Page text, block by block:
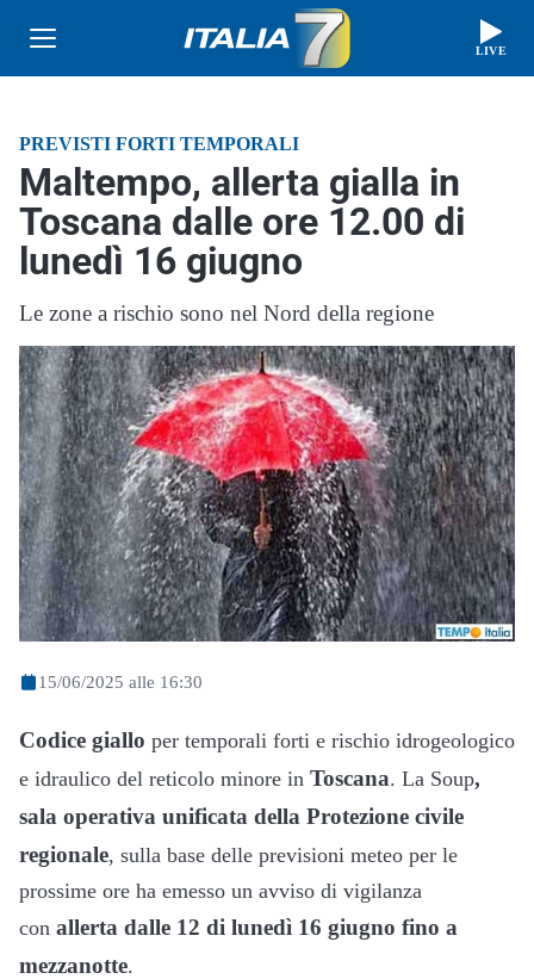
LIVE
PREVISTI FORTI TEMPORALI
Maltempo, allerta gialla in
Toscana dalle ore 12.00 di
lunedì 16 giugno
Le zone a rischio sono nel Nord della regione
15/06/2025 alle 16:30
Codice giallo per temporali forti e rischio idrogeologico
e idraulico del reticolo minore in Toscana. La Soup,
sala operativa unificata della Protezione civile
regionale, sulla base delle previsioni meteo per le
prossime ore ha emesso un avviso di vigilanza
con allerta dalle 12 di lunedì 16 giugno fino a
mezzanotte.